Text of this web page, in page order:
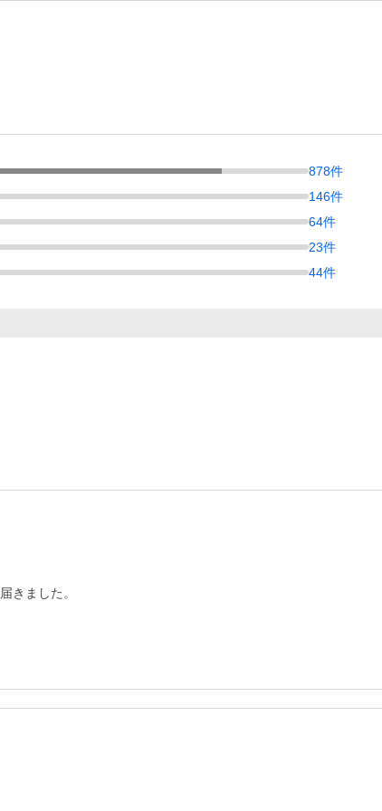
878件
146件
64件
23件
44件
きました。